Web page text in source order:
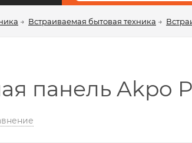
→ Встраиваемая бытовая техника →
панель Akpo